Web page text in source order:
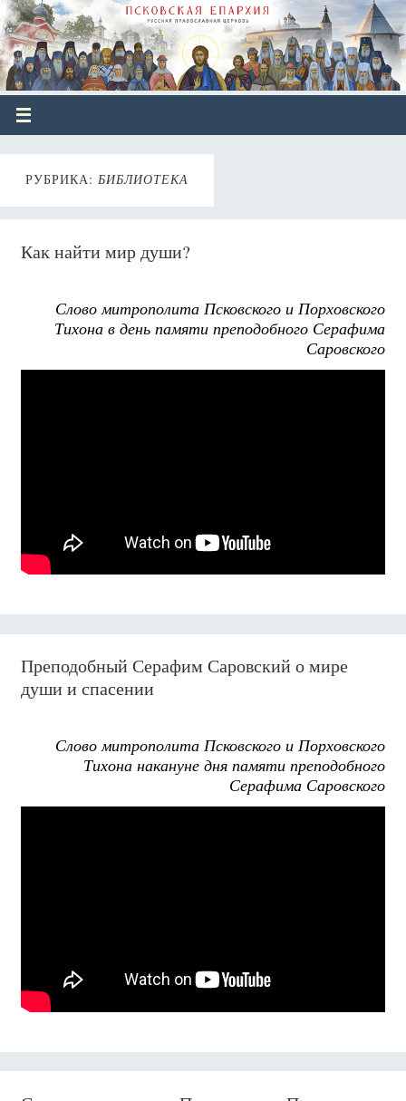
РУБРИКА: БИБЛИОТЕКА
Как найти мир души?
Слово митрополита Псковского и Порховского
Тихона в день памяти преподобного Серафима
Саровского
Преподобный Серафим Саровский о мире
души и спасении
Слово митрополита Псковского и Порховского
Тихона накануне дня памяти преподобного
Серафима Саровского